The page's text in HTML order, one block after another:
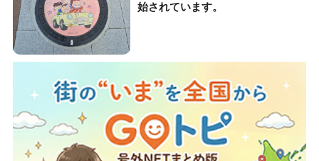
始されています。